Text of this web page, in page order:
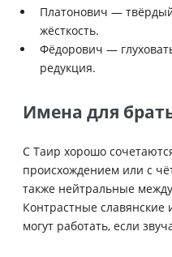
Платонович — твёрдый
жёсткость.
Фёдорович —
редукция.
Имена для
С Таир хорошо
происхождением или с
также нейтральные
Контрастные
могут работать, если